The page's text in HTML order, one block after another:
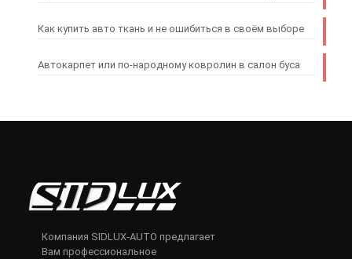
Как купить авто ткань и не ошибиться в своём выборе
Автокарпет или по-народному ковролин в салон буса
Компания SIDLUX-AUTO предлагает
Вам профессиональное